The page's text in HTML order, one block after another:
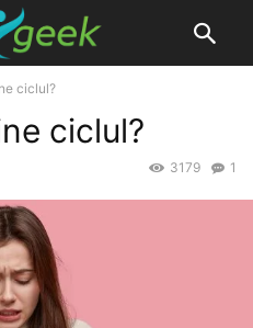
ciclul?
ciclul?
1
3179